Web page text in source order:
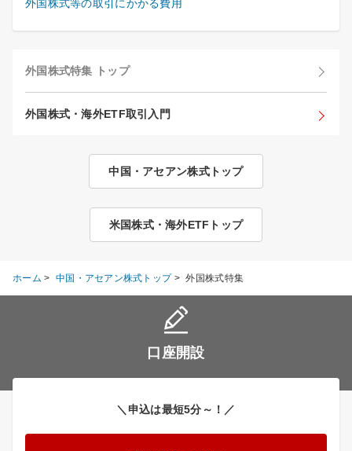
外国株式等の取引にかかる費用
外国株式特集 トップ
外国株式・海外ETF取引入門
中国・アセアン株式トップ
米国株式・海外ETFトップ
ホーム > 中国・アセアン株式トップ> 外国株式特集
口座開設
＼申込は最短5分～！／